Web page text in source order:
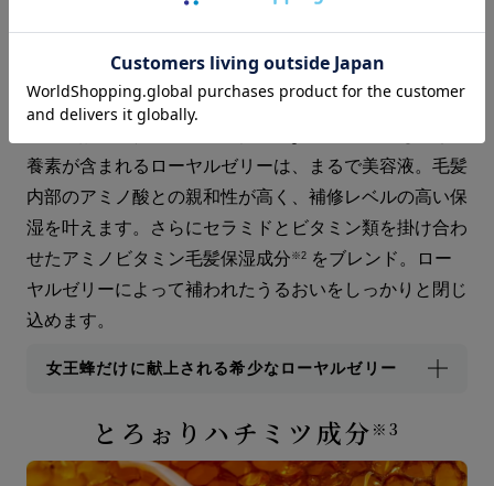
養素が含まれるローヤルゼリーは、まるで美容液。毛髪
内部のアミノ酸との親和性が高く、補修レベルの高い保
湿を叶えます。さらにセラミドとビタミン類を掛け合わ
せたアミノビタミン毛髪保湿成分 ※2をブレンド。ロー
ヤルゼリーによって補われたうるおいをしっかりと閉じ
込めます。
女王蜂だけに献上される希少なローヤルゼリー
とろぉりハチミツ成分 ※3